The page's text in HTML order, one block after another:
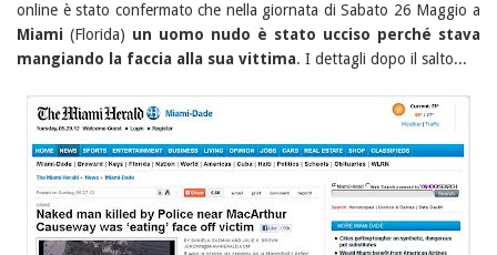
online è stato confermato che nella giornata di Sabato 26 Maggio a
Miami (Florida) un uomo nudo è stato ucciso perché stava
mangiando la faccia alla sua vittima. I dettagli dopo il salto...